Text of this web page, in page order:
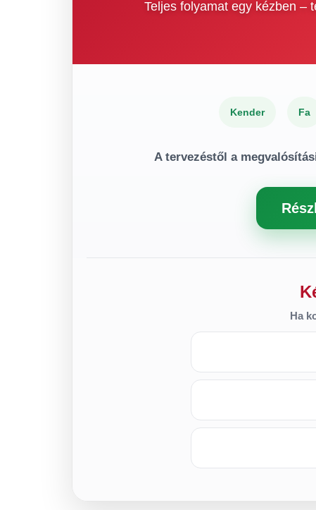
Teljes folyamat egy kézben –
Kender Fa
A tervezéstől a
Ha